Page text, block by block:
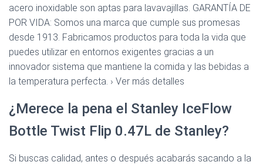
acero inoxidable son aptas para lavavajillas. GARANTÍA DE
POR VIDA: Somos una marca que cumple sus promesas
desde 1913. Fabricamos productos para toda la vida que
puedes utilizar en entornos exigentes gracias a un
innovador sistema que mantiene la comida y las bebidas a
la temperatura perfecta. › Ver más detalles
¿Merece la pena el Stanley IceFlow
Bottle Twist Flip 0.47L de Stanley?
Si buscas calidad, antes o después acabarás sacando a la